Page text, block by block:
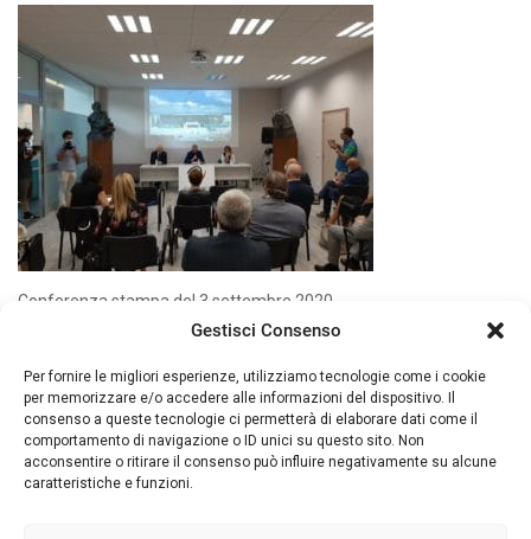
Gestisci Consenso
Per fornire le migliori esperienze, utilizziamo tecnologie come i cookie
per memorizzare e/o accedere alle informazioni del dispositivo. Il
consenso a queste tecnologie ci permetterà di elaborare dati come il
comportamento di navigazione o ID unici su questo sito. Non
acconsentire o ritirare il consenso può influire negativamente su alcune
caratteristiche e funzioni.
Conferenza stampa del 3 settembre 2020